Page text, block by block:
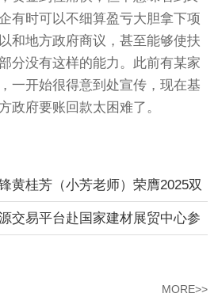
有时可以不细算盈亏大胆拿下项
和地方政府商议，甚至能够使扶
分没有这样的能力。此前有某家
一开始很得意到处宣传，现在基
政府要账回款太困难了。
黄桂芳（小芳老师）荣膺2025双
交易平台赴国家建材展贸中心参
MORE>>